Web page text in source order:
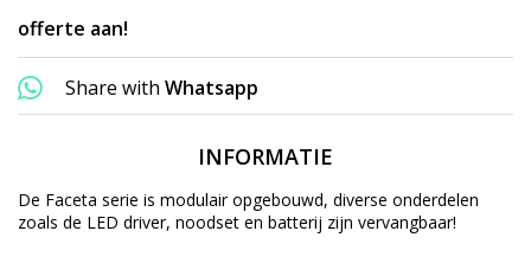
offerte aan!
Share with Whatsapp
INFORMATIE
De Faceta serie is modulairopgebouwd, diverse onderdelen
zoals de LED driver, noodset en batterij zijn vervangbaar!